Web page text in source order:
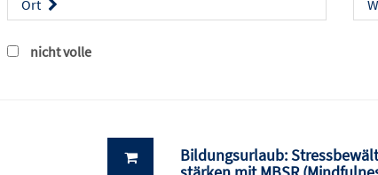
Ort
nicht volle
Bildungsurlaub: